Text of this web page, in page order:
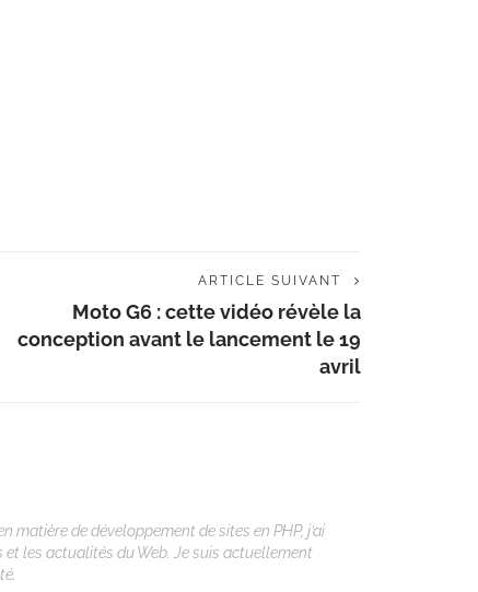
ARTICLE SUIVANT
Moto G6 : cette vidéo révèle la
conception avant le lancement le 19
avril
matière de développement de sites en PHP, j’ai
les actualités du Web. Je suis actuellement